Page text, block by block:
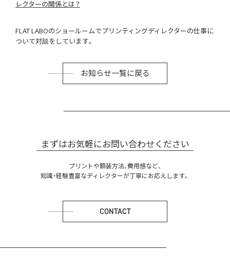
レクターの関係とは？
FLAT LABOのショールームでプリンティングディレクターの仕事に
ついて対談をしています。
お知らせ一覧に戻る
まずはお気軽にお問い合わせください
プリントや額装方法、費用感など、
知識・経験豊富なディレクターが丁寧にお応えします。
CONTACT